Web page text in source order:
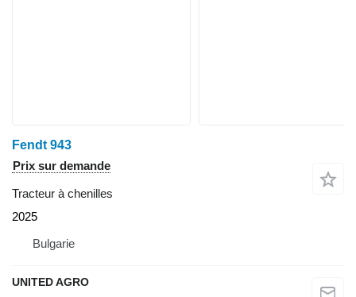
Fendt 943
Prix sur demande
Tracteur à chenilles
2025
Bulgarie
UNITED AGRO